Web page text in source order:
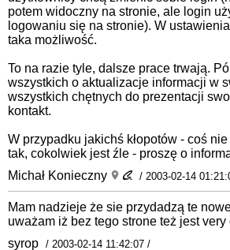
potem widoczny na stronie, ale login
logowaniu się na stronie). W
taka możliwość.
To na razie tyle, dalsze prace trwają.
wszystkich o aktualizacje informacji w
wszystkich chętnych do prezentacji
kontakt.
W przypadku jakichś kłopotów - coś nie
tak, cokolwiek jest źle - proszę o
Michał Konieczny
/ 2003-02-14
Mam nadzieje że sie przydadzą te
uważam iż bez tego strone też jest very
syrop / 2003-02-14 11:42:07 /